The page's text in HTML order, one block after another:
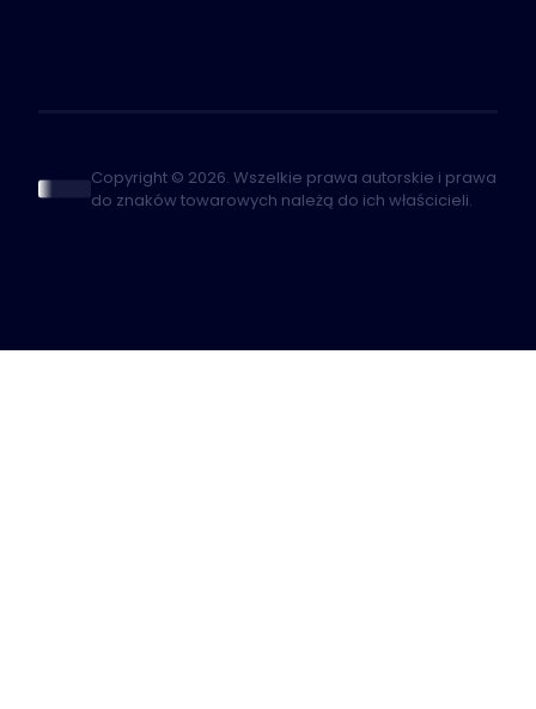
Copyright © 2026. Wszelkie prawa autorskie i prawa
do znaków towarowych należą do ich właścicieli.